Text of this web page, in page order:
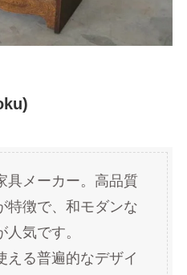
具メーカー。高品質
特徴で、和モダンな
気です。
える普遍的なデザイ